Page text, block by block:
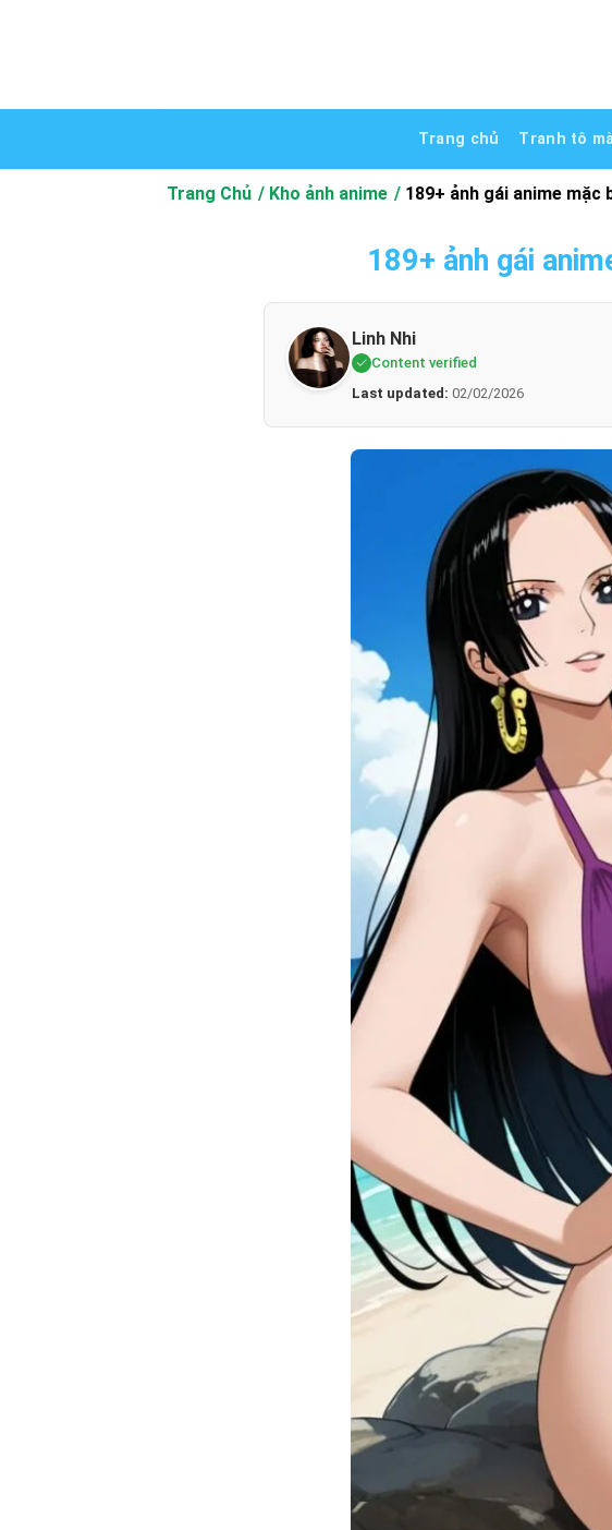
Trang chủ Tranh tô
Trang Chủ Kho ảnh anime 189+ ảnh gái anime
189+ ảnh gái
Linh Nhi
Content verified
Last updated: 02/02/2026